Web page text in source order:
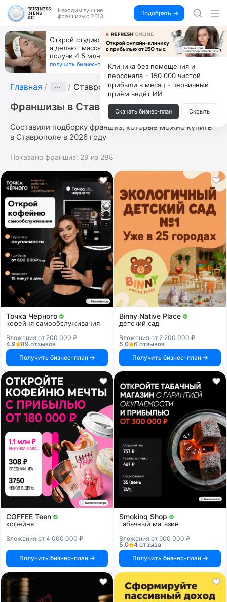
Находим лучшие
франшизы с 2013
Подобрать →
Открой студию, где не колют и не режут,
а делают массаж лица руками и в первый же год
получи 4.5 млн
получить бизнес-план ↓
Главная ··· Ставрополь
Франшизы в Ставрополе
Составили подборку франшиз, которые можно купить
в Ставрополе в 2026 году
Показано франшиз: 29 из 288
Точка Черного
кофейня самообслуживания
Вложения от 200 000 ₽
4.9
89 отзывов
Получить бизнес-план
Binny Native Place
детский сад
Вложения от 2 200 000 ₽
5.0
6 отзывов
Получить бизнес-план
COFFEE Teen
кофейня
Вложения от 4 000 000 ₽
Получить бизнес-план
Smoking Shop
табачный магазин
Вложения от 900 000 ₽
5.0
4 отзыва
Получить бизнес-план
Клиника без помещения и
персонала – 150 000 чистой
прибыли в месяц - первичный
приём ведёт ИИ
Скачать бизнес-план Скрыть